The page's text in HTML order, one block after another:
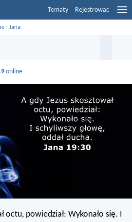
Tematy Rejestrowac
›Jana
online
octu, powiedział: Wykonało się. I